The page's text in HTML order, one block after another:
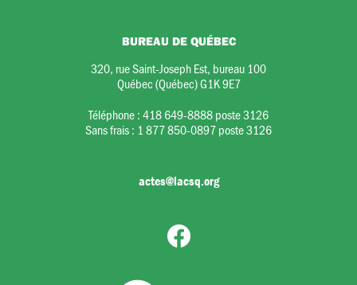
BUREAU DE QUÉBEC
320, rue Saint-Joseph Est, bureau 100
Québec (Québec) G1K 9E7
Téléphone :418 649-8888 poste 3126
Sans frais : 1 877 850-0897 poste 3126
actes@lacsq.org